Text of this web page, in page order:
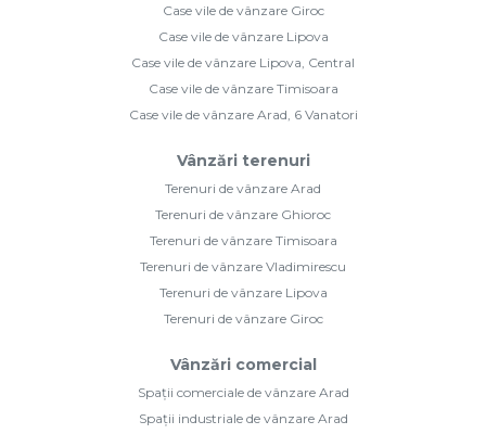
Case vile de vânzare Giroc
Case vile de vânzare Lipova
Case vile de vânzare Lipova, Central
Case vile de vânzare Timisoara
Case vile de vânzare Arad, 6 Vanatori
Vânzări terenuri
Terenuri de vânzare Arad
Terenuri de vânzare Ghioroc
Terenuri de vânzare Timisoara
Terenuri de vânzare Vladimirescu
Terenuri de vânzare Lipova
Terenuri de vânzare Giroc
Vânzări comercial
Spații comerciale de vânzare Arad
Spații industriale de vânzare Arad